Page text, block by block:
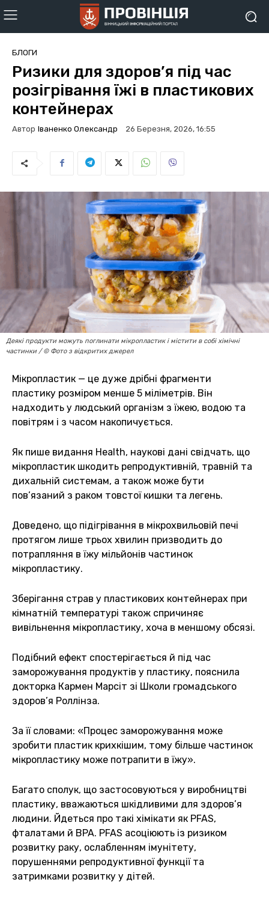
БЛОГИ
Ризики для здоров’я під час
розігрівання їжі в пластикових
контейнерах
Автор Іваненко Олександр 26 Березня, 2026, 16:55
Деякі продукти можуть поглинати мікропластик і містити в собі хімічні
частинки / © Фото з відкритих джерел
Мікропластик — це дуже дрібні фрагменти
пластику розміром менше 5 міліметрів. Він
надходить у людський організм з їжею, водою та
повітрям і з часом накопичується.
Як пише видання Health, наукові дані свідчать, що
мікропластик шкодить репродуктивній, травній та
дихальній системам, а також може бути
пов’язаний з раком товстої кишки та легень.
Доведено, що підігрівання в мікрохвильовій печі
протягом лише трьох хвилин призводить до
потрапляння в їжу мільйонів частинок
мікропластику.
Зберігання страв у пластикових контейнерах при
кімнатній температурі також спричиняє
вивільнення мікропластику, хоча в меншому обсязі.
Подібний ефект спостерігається й під час
заморожування продуктів у пластику, пояснила
докторка Кармен Марсіт зі Школи громадського
здоров’я Роллінза.
За її словами: «Процес заморожування може
зробити пластик крихкішим, тому більше частинок
мікропластику може потрапити в їжу».
Багато сполук, що застосовуються у виробництві
пластику, вважаються шкідливими для здоров’я
людини. Йдеться про такі хімікати як PFAS,
фталатами й BPA. PFAS асоціюють із ризиком
розвитку раку, ослабленням імунітету,
порушеннями репродуктивної функції та
затримками розвитку у дітей.